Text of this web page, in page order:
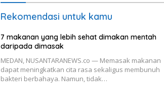
Rekomendasi untuk kamu
7 makanan yang lebih sehat dimakan mentah
daripada dimasak
MEDAN, NUSANTARANEWS.co — Memasak makanan
dapat meningkatkan cita rasa sekaligus membunuh
bakteri berbahaya. Namun, tidak…